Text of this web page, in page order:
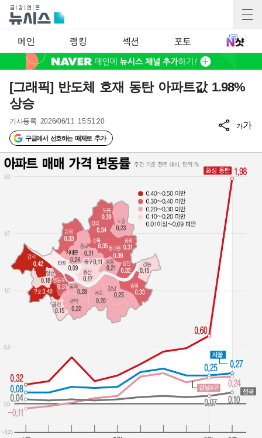
메인 랭킹 섹션 포토
[그래픽] 반도체 호재 동탄 아파트값 1.98%
상승
기사등록 2026/06/11 15:51:20
구글에서 선호하는 매체로 추가
가가